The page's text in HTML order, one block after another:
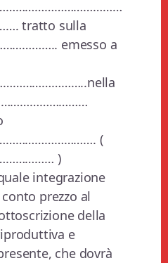
tratto sulla
emesso a
(
)
integrazione
prezzo al
della
e
che dovrà